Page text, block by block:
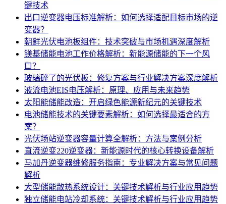
键技术
出口逆变器电压标准解析：如何选择适配目标市场的逆
变器？
朝鲜光伏电池板组件：技术突破与市场机遇深度解析
镁基储能电池工作价格解析：新能源储能的下一个风
口？
玻璃碎了的光伏板：修复方案与行业解决方案深度解析
液流电池EIS电压解析：原理、应用与未来趋势
太阳能储能改造：开启绿色能源新纪元的关键技术
电池储能技术的关键要素解析：如何选择最适合的方
案？
光伏场站逆变器容量计算全解析：方法与案例分析
直流逆变220逆变器：新能源时代的核心转换设备解析
马加丹逆变器维修服务指南：专业解决方案与常见问题
解析
大型储能散热系统设计：关键技术解析与行业应用趋势
独立储能电站冷却系统：关键技术解析与行业应用趋势